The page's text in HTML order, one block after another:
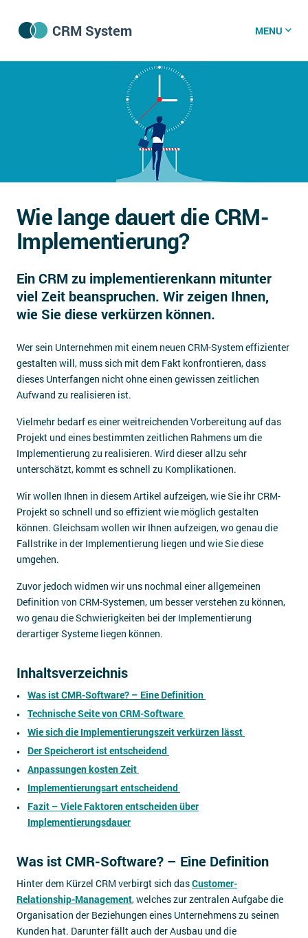
CRM System
CRM Wissenszentrum
CRM News
Was ist CRM?
Offene Stellen bei CRM-Lieferanten
Über uns
DSGVO/GDPR
Kontakt
MENU
Wie lange dauert die CRM-
Implementierung?
Ein CRM zu implementierenkann mitunter
viel Zeit beanspruchen. Wir zeigen Ihnen,
wie Sie diese verkürzen können.
Wer sein Unternehmen mit einem neuen CRM-System effizienter
gestalten will, muss sich mit dem Fakt konfrontieren, dass
dieses Unterfangen nicht ohne einen gewissen zeitlichen
Aufwand zu realisieren ist.
Vielmehr bedarf es einer weitreichenden Vorbereitung auf das
Projekt und eines bestimmten zeitlichen Rahmens um die
Implementierung zu realisieren. Wird dieser allzu sehr
unterschätzt, kommt es schnell zu Komplikationen.
Wir wollen Ihnen in diesem Artikel aufzeigen, wie Sie ihr CRM-
Projekt so schnell und so effizient wie möglich gestalten
können. Gleichsam wollen wir Ihnen aufzeigen, wo genau die
Fallstrike in der Implementierung liegen und wie Sie diese
umgehen.
Zuvor jedoch widmen wir uns nochmal einer allgemeinen
Definition von CRM-Systemen, um besser verstehen zu können,
wo genau die Schwierigkeiten bei der Implementierung
derartiger Systeme liegen können.
Inhaltsverzeichnis
Was ist CMR-Software? – Eine Definition
Technische Seite von CRM-Software
Wie sich die Implementierungszeit verkürzen lässt
Der Speicherort ist entscheidend
Anpassungen kosten Zeit
Implementierungsart entscheidend
Fazit – Viele Faktoren entscheiden über
Implementierungsdauer
Was ist CMR-Software? – Eine Definition
Hinter dem Kürzel CRM verbirgt sich dasCustomer-
Relationship-Management, welches zur zentralen Aufgabe die
Organisation der Beziehungen eines Unternehmens zu seinen
Kunden hat. Darunter fällt auch der Ausbau und die